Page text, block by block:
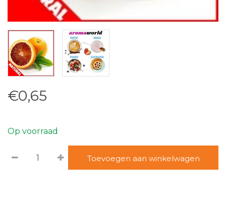
€0,65
Op voorraad
Toevoegen aan winkelwagen